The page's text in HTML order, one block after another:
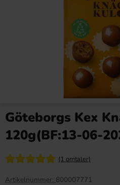
Candies 135g
34.90 kr
Göteborgs Kex
120g(BF:13-06-
(1 omtaler)
Artikelnummer: 800007771